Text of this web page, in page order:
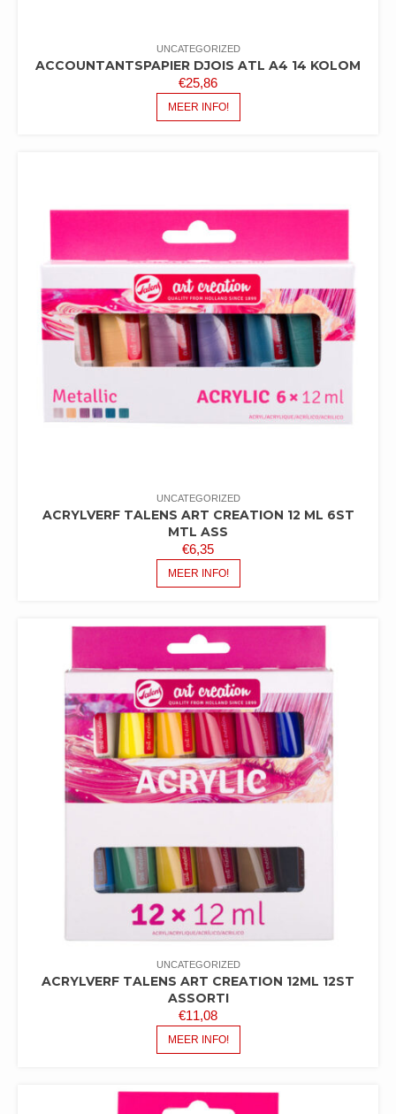
UNCATEGORIZED
ACCOUNTANTSPAPIER DJOIS ATL A4 14 KOLOM
€25,86
MEER INFO!
UNCATEGORIZED
ACRYLVERF TALENS ART CREATION 12 ML 6ST
MTL ASS
€6,35
MEER INFO!
UNCATEGORIZED
ACRYLVERF TALENS ART CREATION 12ML 12ST
ASSORTI
€11,08
MEER INFO!